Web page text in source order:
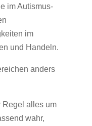
im Autismus-
im
und Handeln.
anders
Regel alles um
wahr,